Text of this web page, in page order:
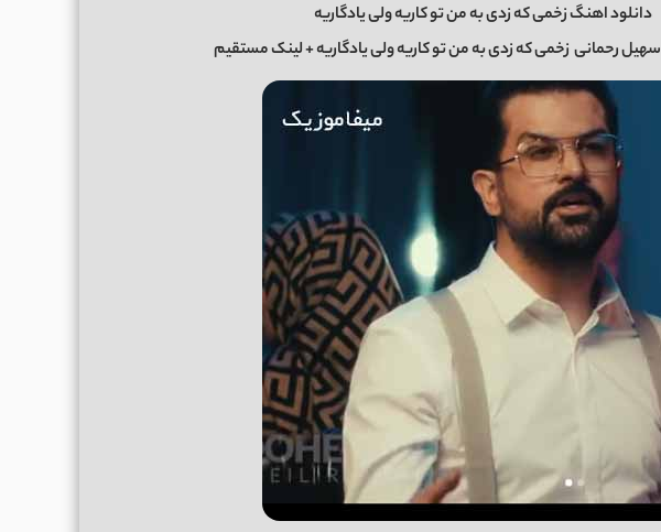
دانلود اهنگ زخمی که زدی به من تو کاریه ولی یادگاریه
سهیل رحمانی زخمی که زدی به من تو کاریه ولی یادگاریه+ لینک مستقیم